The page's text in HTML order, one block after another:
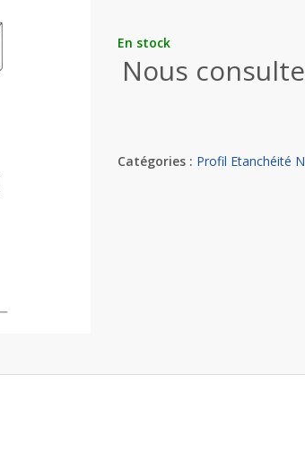
En stock
Nous
Catégories : Profil Etanchéité